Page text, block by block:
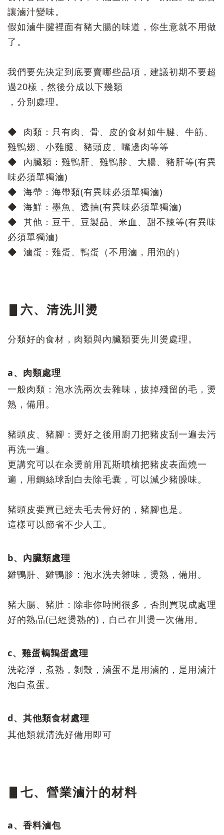
讓滷汁變味。
假如滷牛腱裡面有豬大腸的味道，你生意就不用做
了。
我們要先決定到底要賣哪些品項，建議初期不要超
過20樣，然後分成以下幾類
，分別處理。
◆ 肉類：只有肉、骨、皮的食材如牛腱、牛筋、
雞鴨翅、小雞腿、豬頭皮、嘴邊肉等等
◆ 內臟類：雞鴨肝、雞鴨胗、大腸、豬肝等(有異
味必須單獨滷)
◆ 海帶：海帶類(有異味必須單獨滷)
◆ 海鮮：墨魚、透抽(有異味必須單獨滷)
◆ 其他：豆干、豆製品、米血、甜不辣等(有異味
必須單獨滷)
◆ 滷蛋：雞蛋、鴨蛋（不用滷，用泡的）
▋六、清洗川燙
分類好的食材，肉類與內臟類要先川燙處理。
a、肉類處理
一般肉類：泡水洗兩次去雜味，拔掉殘留的毛，燙
熟，備用。
豬頭皮、豬腳：燙好之後用廚刀把豬皮刮一遍去污
再洗一遍。
更講究可以在汆燙前用瓦斯噴槍把豬皮表面燒一
遍，用鋼絲球刮白去除毛囊，可以減少豬臊味。
豬頭皮要買已經去毛去骨好的，豬腳也是。
這樣可以節省不少人工。
b、內臟類處理
雞鴨肝、雞鴨胗：泡水洗去雜味，燙熟，備用。
豬大腸、豬肚：除非你時間很多，否則買現成處理
好的熟品(已經燙熟的)，自己在川燙一次備用。
c、雞蛋鵪鶉蛋處理
洗乾淨，煮熟，剝殼，滷蛋不是用滷的，是用滷汁
泡白煮蛋。
d、其他類食材處理
其他類就清洗好備用即可
▋七、營業滷汁的材料
a、香料滷包